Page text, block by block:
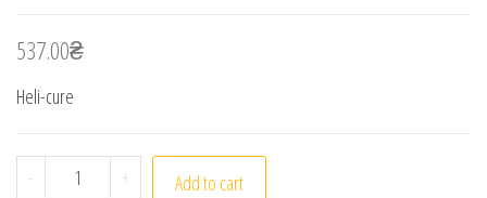
537.00₴
Heli-cure
- Heli-cure. 14 таблеток, вкритих
+ Add to cart